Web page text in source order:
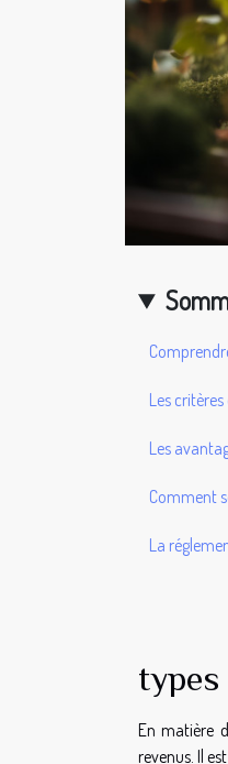
Les
Les
Comment
La
types
En matière
revenus. Il